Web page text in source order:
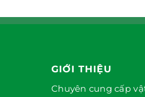
GIỚI THIỆU
Chuyên cung cấp